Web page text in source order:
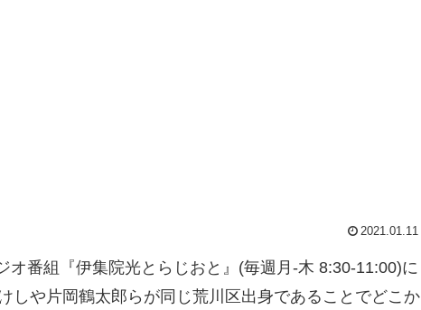
2021.01.11
オ番組『伊集院光とらじおと』(毎週月-木 8:30-11:00)に
しや片岡鶴太郎らが同じ荒川区出身であることでどこか